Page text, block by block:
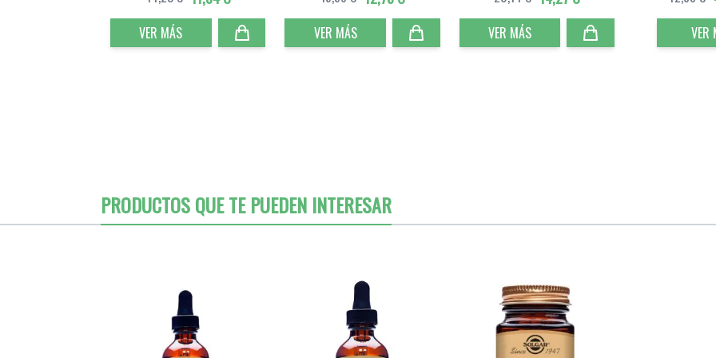
VER MÁS
VER MÁS
VER MÁS
VER
PRODUCTOS QUE TE PUEDEN INTERESAR